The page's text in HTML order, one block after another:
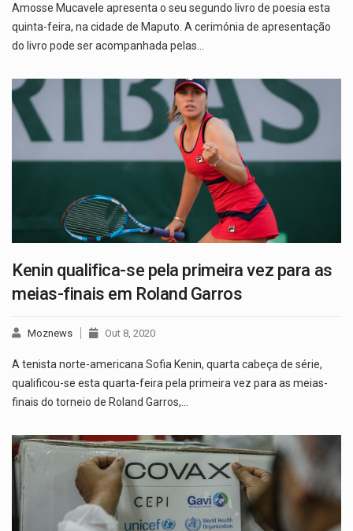
Amosse Mucavele apresenta o seu segundo livro de poesia esta
quinta-feira, na cidade de Maputo. A cerimónia de apresentação
do livro pode ser acompanhada pelas…
Kenin qualifica-se pela primeira vez para as
meias-finais em Roland Garros
Moznews Out 8, 2020
A tenista norte-americana Sofia Kenin, quarta cabeça de série,
qualificou-se esta quarta-feira pela primeira vez para as meias-
finais do torneio de Roland Garros,…